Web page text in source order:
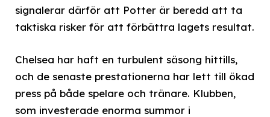
signalerar därför att Potter är beredd att ta
taktiska risker för att förbättra lagets resultat.
Chelsea har haft en turbulent säsong hittills,
och de senaste prestationerna har lett till ökad
press på både spelare och tränare. Klubben,
som investerade enorma summor i